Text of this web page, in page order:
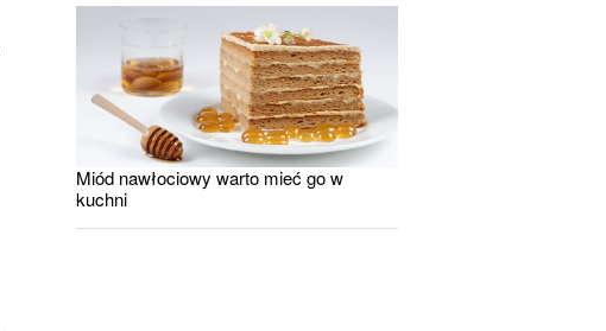
Miód nawłociowy warto mieć go w
kuchni